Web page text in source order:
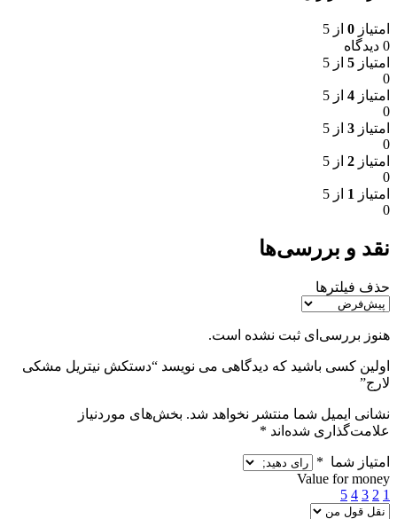
امتیاز 0 از 5
0 دیدگاه
امتیاز 5 از 5
0
امتیاز 4 از 5
0
امتیاز 3 از 5
0
امتیاز 2 از 5
0
امتیاز 1 از 5
0
نقد و بررسی‌ها
حذف فیلترها
هنوز بررسی‌ای ثبت نشده است.
اولین کسی باشید که دیدگاهی می نویسد “دستکش نیتریل مشکی
لارج”
نشانی ایمیل شما منتشر نخواهد شد. بخش‌های موردنیاز
علامت‌گذاری شده‌اند *
امتیاز شما *
Value for money
1
2
3
4
5